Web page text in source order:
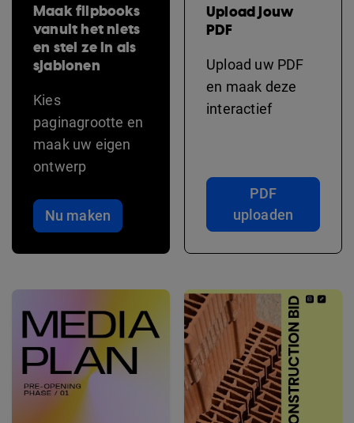
Maak flipbooks
vanuit het niets
en stel ze in als
sjablonen
Kies
paginagrootte en
maak uw eigen
ontwerp
Nu maken
Upload jouw
PDF
Upload uw PDF
en maak deze
interactief
PDF
uploaden